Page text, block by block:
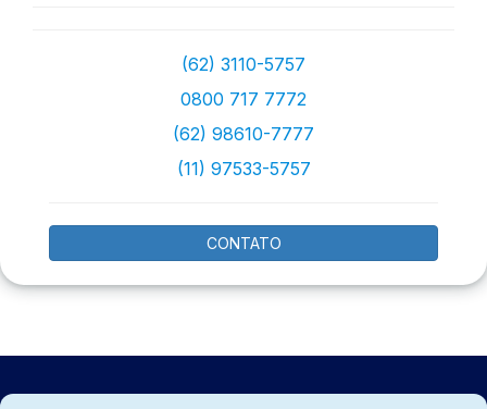
(62) 3110-5757
0800 717 7772
(62) 98610-7777
(11) 97533-5757
CONTATO